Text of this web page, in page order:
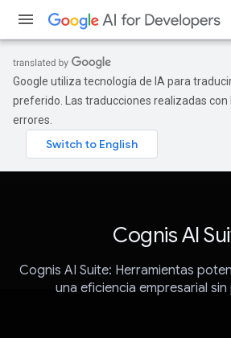
Google utiliza tecnología de IA para
preferido. Las traducciones realizadas
errores.
Cognis AI
Cognis AI Suite: Herramientas
una eficiencia empresarial